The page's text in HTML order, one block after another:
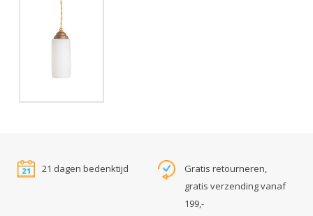
21 dagen bedenktijd
Gratis retourneren,
gratis verzending vanaf
199,-